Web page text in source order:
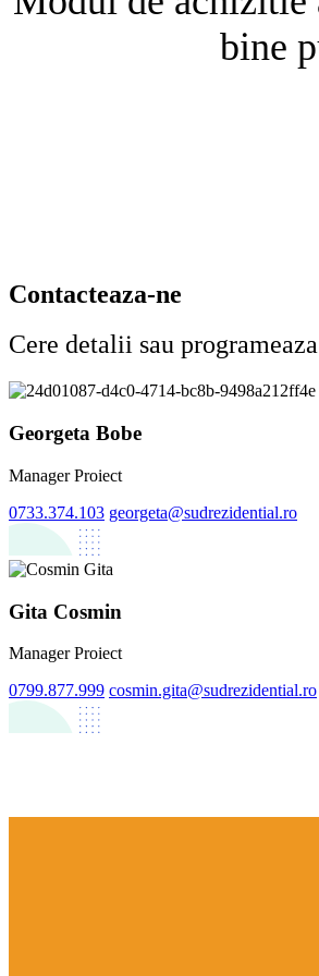
bine
Contacteaza-ne
Cere detalii sau
Georgeta Bobe
Manager Proiect
0733.374.103 georgeta@sudrezidential.ro
Gita Cosmin
Manager Proiect
0799.877.999 cosmin.gita@sudrezidential.ro